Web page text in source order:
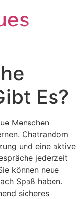
Es?
Menschen
Chatrandom
und eine aktive
jederzeit
können neue
Spaß haben.
sicheres